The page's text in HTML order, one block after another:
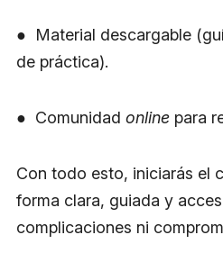
● Material descargable
de práctica).
● Comunidad online para
Con todo esto, iniciarás el
forma clara, guiada y
complicaciones ni